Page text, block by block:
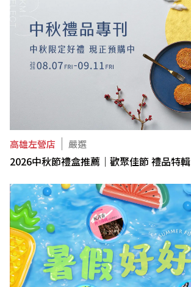
高雄左營店 嚴選
2026中秋節禮盒推薦｜歡聚佳節 禮品特輯